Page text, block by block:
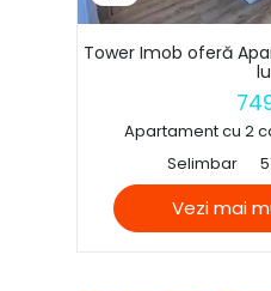
Tower Imob oferă
Apartament cu 2
Selimbar
Vezi mai